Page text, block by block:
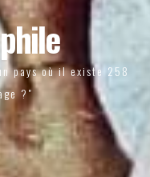
pays où il existe 258
?"